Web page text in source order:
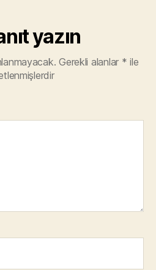
yazın
Gerekli alanlar * ile